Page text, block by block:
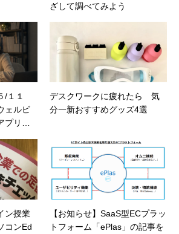
ざして調べてみよう
/１１
ェルビ
リの
デスクワークに疲れたら 気
分一新おすすめグッズ4選
ン授業
コンEd
【お知らせ】SaaS型ECプラッ
トフォーム「ePlas」の記事を